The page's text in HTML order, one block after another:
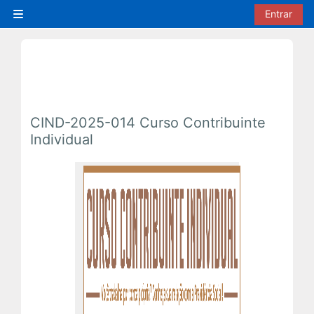
Painel lateral
Entrar
CIND-2025-014 Curso Contribuinte
Individual